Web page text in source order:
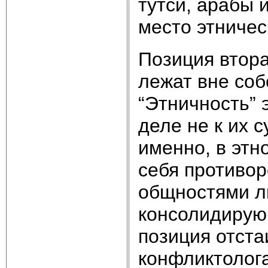
тутси, арабы
место
Позиция
лежат вне
деле не к их
именно, в
себя
общностями
позиция